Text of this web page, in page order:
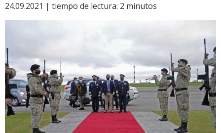
24.09.2021 | tiempo de lectura: 2 minutos